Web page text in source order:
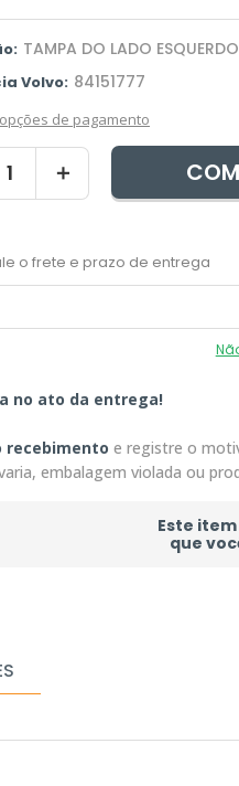
TAMPA DO LADO
Volvo: 84151777
de pagamento
＋
no ato da entrega!
recebimento e registre o
embalagem violada ou
Este
que